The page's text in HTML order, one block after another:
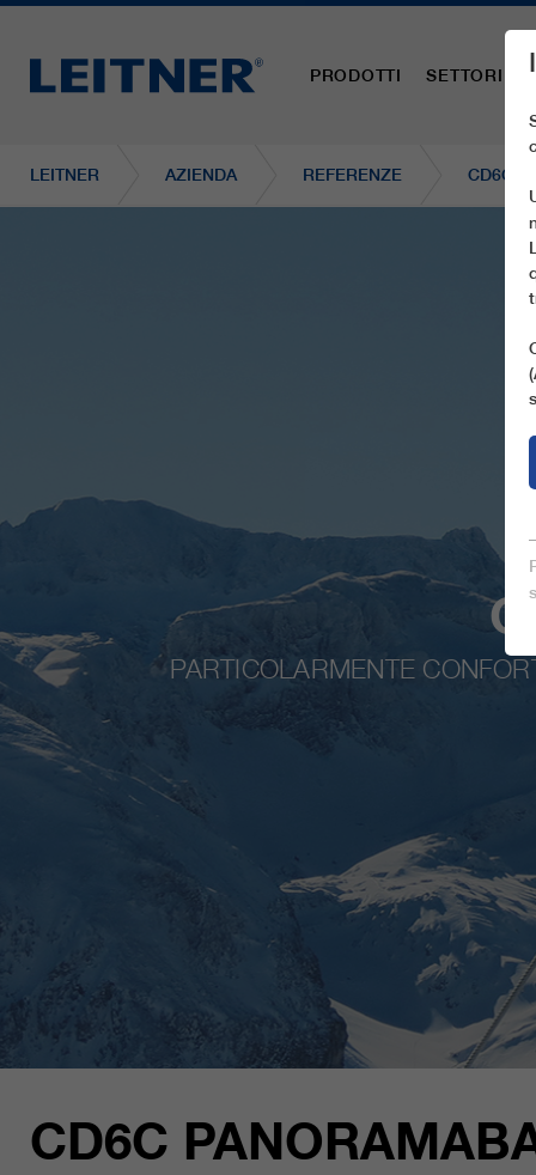
PRODOTTI SETTORI
LEITNER AZIENDA REFERENZE CD6C
PARTICOLARMENTE
CD6C